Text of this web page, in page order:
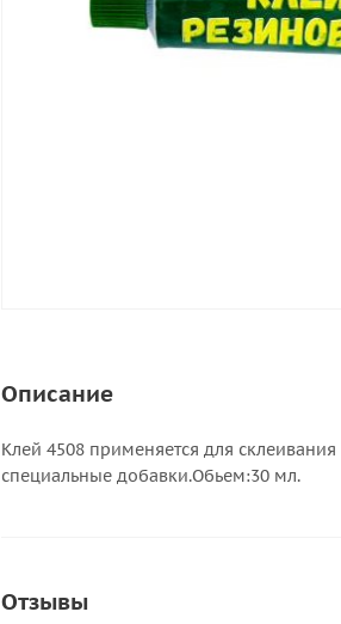
Описание
Клей 4508 применяется для
специальные добавки.Обьем:30 мл.
Отзывы